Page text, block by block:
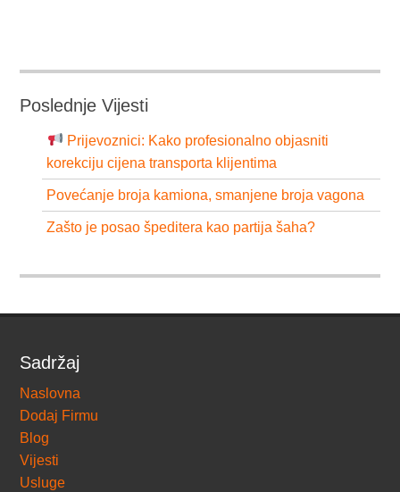
Poslednje Vijesti
Prijevoznici: Kako profesionalno objasniti
korekciju cijena transporta klijentima
Povećanje broja kamiona, smanjene broja vagona
Zašto je posao špeditera kao partija šaha?
Sadržaj
Naslovna
Dodaj Firmu
Blog
Vijesti
Usluge